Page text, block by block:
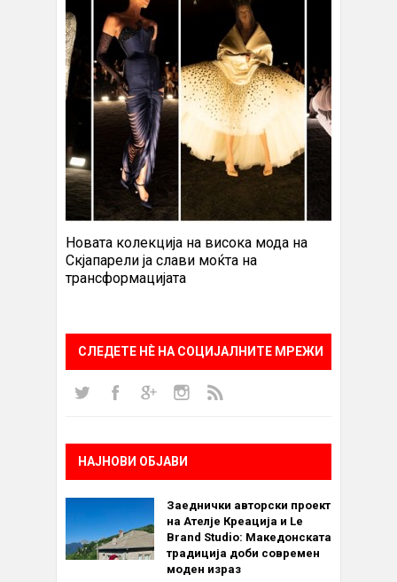
Новата колекција на висока мода на
Скјапарели ја слави моќта на
трансформацијата
СЛЕДЕТЕ НÈ НА СОЦИЈАЛНИТЕ МРЕЖИ
НАЈНОВИ ОБЈАВИ
Заеднички авторски проект
на Ателје Креација и Le
Brand Studio: Македонската
традиција доби современ
моден израз